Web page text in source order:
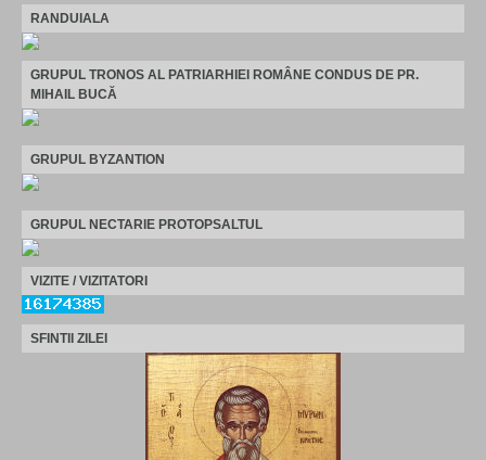
RANDUIALA
GRUPUL TRONOS AL PATRIARHIEI ROMÂNE CONDUS DE PR.
MIHAIL BUCĂ
GRUPUL BYZANTION
GRUPUL NECTARIE PROTOPSALTUL
VIZITE / VIZITATORI
SFINTII ZILEI